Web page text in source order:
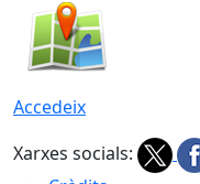
Accedeix
Xarxes socials: